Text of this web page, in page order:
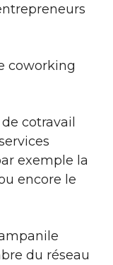
coworking
cotravail
exemple la
encore le
du réseau